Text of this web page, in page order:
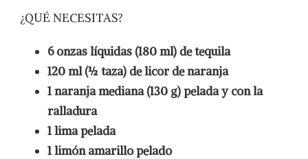
¿QUÉ NECESITAS?
6 onzas líquidas (180 ml) de tequila
120 ml (½ taza) de licor de naranja
1 naranja mediana (130 g) pelada y con la
ralladura
1 lima pelada
1 limón amarillo pelado